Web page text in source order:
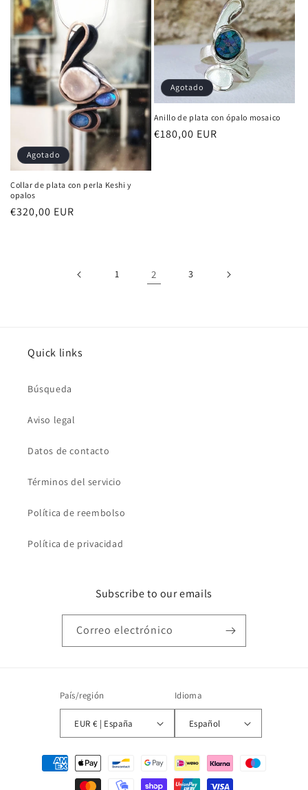
Agotado
Collar de plata con perla Keshi y
opalos
Precio
€320,00 EUR
Agotado
Anillo de plata con ópalo mosaico
Precio
€180,00 EUR
1 2 3
Quick links
Búsqueda
Aviso legal
Datos de contacto
Términos del servicio
Política de reembolso
Política de privacidad
Subscribe to our emails
Correo electrónico
País/región
EUR € | España
Idioma
Español
Formas